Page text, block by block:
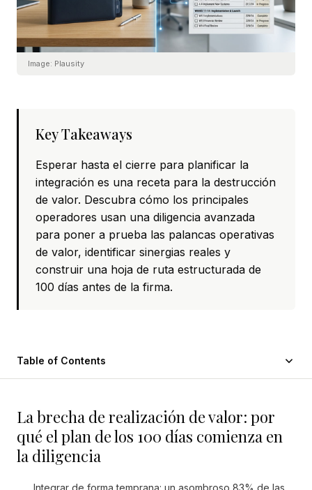
Image: Plausity
Key Takeaways
Esperar hasta el cierre para planificar la
integración es una receta para la destrucción
de valor. Descubra cómo los principales
operadores usan una diligencia avanzada
para poner a prueba las palancas operativas
de valor, identificar sinergias reales y
construir una hoja de ruta estructurada de
100 días antes de la firma.
Table of Contents
La brecha de realización de valor: por
qué el plan de los 100 días comienza en
la diligencia
Integrar de forma temprana: un asombroso 83% de las